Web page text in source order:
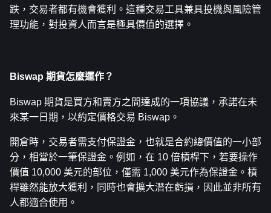
跌，交易者都有機會獲利。這種交易工具兼具投機與風險管
理功能，對投資人而言是極具價值的選擇。
Biswap 期貨怎麼運作？
Biswap 期貨是買方和賣方之間達成的一項協議，承諾在未
來某一日期，以約定價格交易 Biswap。
開倉時，交易者需支付保證金，也就是合約總價值的一小部
分，相當於一筆保證金。例如，在 10 倍槓桿下，若要操作
價值 10,000 美元的部位，僅需 1,000 美元作為保證金。槓
桿雖然能放大獲利，同時也會擴大潛在虧損，因此並非所有
人都適合使用。